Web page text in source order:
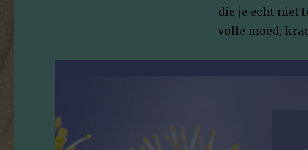
die je echt niet
volle moed,